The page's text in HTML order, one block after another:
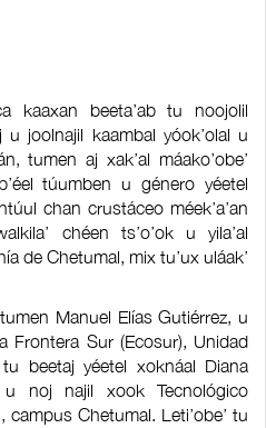
kaaxan beeta’ab tu noojolil
u joolnajil kaambal yóok’olal u
tumen aj xak’al máako’obe’
túumben u género yéetel
chan crustáceo méek’a’an
chéen ts’o’ok u yila’al
de Chetumal, mix tu’ux uláak’
tumen Manuel Elías Gutiérrez, u
Frontera Sur (Ecosur), Unidad
beetaj yéetel xoknáal Diana
u noj najil xook Tecnológico
campus Chetumal. Leti’obe’ tu